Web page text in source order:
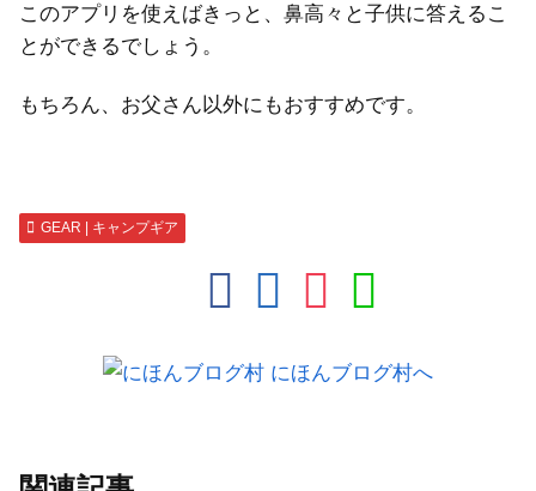
このアプリを使えばきっと、鼻高々と子供に答えるこ
とができるでしょう。
もちろん、お父さん以外にもおすすめです。
GEAR | キャンプギア